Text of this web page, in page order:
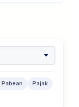
Pabean
Pajak